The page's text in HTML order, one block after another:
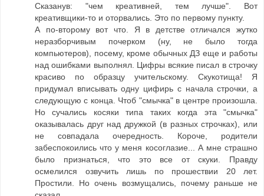
Сказанув: "чем креативней, тем лучше". Вот
креативщики-то и оторвались. Это по первому пункту.
А по-второму вот что. Я в детстве отличался жутко
неразборчивым почерком (ну, не было тогда
компьютеров), посему, кроме обычных ДЗ еще и работы
над ошибками выполнял. Цифры всякие писал в строчку
красиво по образцу учительскому. Скукотища! Я
придумал вписывать одну цифирь с начала строчки, а
следующую с конца. Чтоб "смычка" в центре произошла.
Но сучались косяки типа таких когда эта "смычка"
оказывалась друг над дружкой (в разных строчках), или
не совпадала очередность. Короче, родители
забеспокоились что у меня косоглазие... А мне страшно
было признаться, что это все от скуки. Правду
осмелился озвучить лишь по прошествии 20 лет.
Простили. Но очень возмущались, почему раньше не